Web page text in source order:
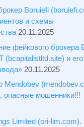
Boruiefi
и схемы
20.11.2025
фейкового брокера
(bcapitalistltd.site) и его
20.11.2025
Mendobev
опасные мошенники!!!
Limited (ori-lim.com).